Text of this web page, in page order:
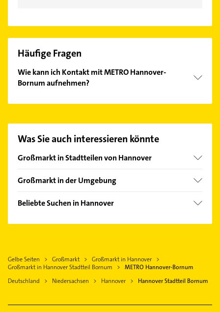
Häufige Fragen
Wie kann ich Kontakt mit METRO Hannover-
Bornum aufnehmen?
finden Sie alleKontaktdaten.
Was Sie auch interessieren könnte
Großmarkt in Stadtteilen von Hannover
Vahrenheide
Großmarkt in der Umgebung
Wedemark
Beliebte Suchen in Hannover
Arzt
Physikalische Therapie
Gelbe Seiten Großmarkt
Großmarkt in Hannover
Großmarkt in Hannover Stadtteil Bornum
METRO Hannover-Bornum
Deutschland
Niedersachsen Hannover Hannover Stadtteil Bornum